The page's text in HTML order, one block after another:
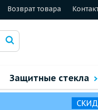
Возврат товара
Защитные стекла